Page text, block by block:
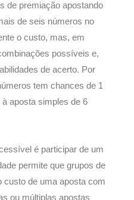
de premiação apostando
de seis números no
o custo, mas, em
possíveis e,
de acerto. Por
tem chances de 1
aposta simples de 6
é participar de um
permite que grupos de
custo de uma aposta com
ou múltiplas apostas